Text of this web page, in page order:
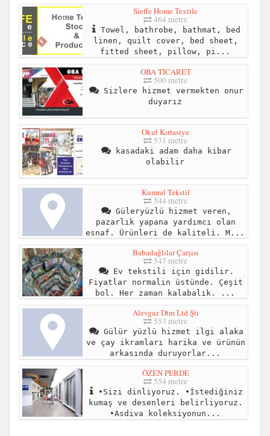
Sieffe Home Textile
464 metre
Towel, bathrobe, bathmat, bed
linen, quilt cover, bed sheet,
fitted sheet, pillow, pi...
OBA TİCARET
500 metre
Sizlere hizmet vermekten onur
duyarız
Okul Kırtasiye
531 metre
kasadaki adam daha kibar
olabilir
Kumral Tekstil
544 metre
Güleryüzlü hizmet veren,
pazarlık yapana yardımcı olan
esnaf. Ürünleri de kaliteli. M...
Babadağlılar Çarşısı
547 metre
Ev tekstili için gidilir.
Fiyatlar normalin üstünde. Çeşit
bol. Her zaman kalabalık. ...
Alevgaz Dtm Ltd Şti
553 metre
Gülür yüzlü hizmet ilgi alaka
ve çay ikramları harika ve ürünün
arkasında duruyorlar...
ÖZEN PERDE
554 metre
•Sizi dinliyoruz. •İstediğiniz
kumaş ve desenleri belirliyoruz.
•Asdiva koleksiyonun...